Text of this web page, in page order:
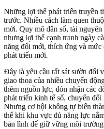
Những lợi thế phát triển truyền
trước. Nhiều cách làm quen
mới. Quy mô dân số, tài
nhưng lợi thế cạnh tranh ngày
năng đổi mới, thích ứng và mức
phát triển mới.
Đây là yêu cầu rất sát sườn
giao thoa của nhiều chuyển
thêm nguồn lực, đón nhận các
phát triển kinh tế số, chuyển
Nhưng cơ hội không tự biến
thế khi khu vực đủ năng lực
bản lĩnh để giữ vững môi